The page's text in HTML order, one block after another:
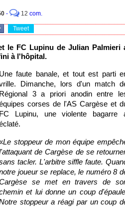
- 12 com.
Tweet
le FC Lupinu de Julian Palmieri
à l'hôpital.
Une faute banale, et tout est parti
Dimanche, lors d'un match
Régional 3 a priori anodin entre
corses de l'AS Cargèse et
FC Lupinu, une violente bagarre
Le stoppeur de mon équipe
de Cargèse de se
tacler. L'arbitre siffle faute.
joueur se replace, le numéro 8
se met en travers de
et lui donne un coup
stoppeur a réagi par un coup